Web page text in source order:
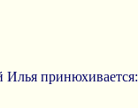
Илья принюхивается: